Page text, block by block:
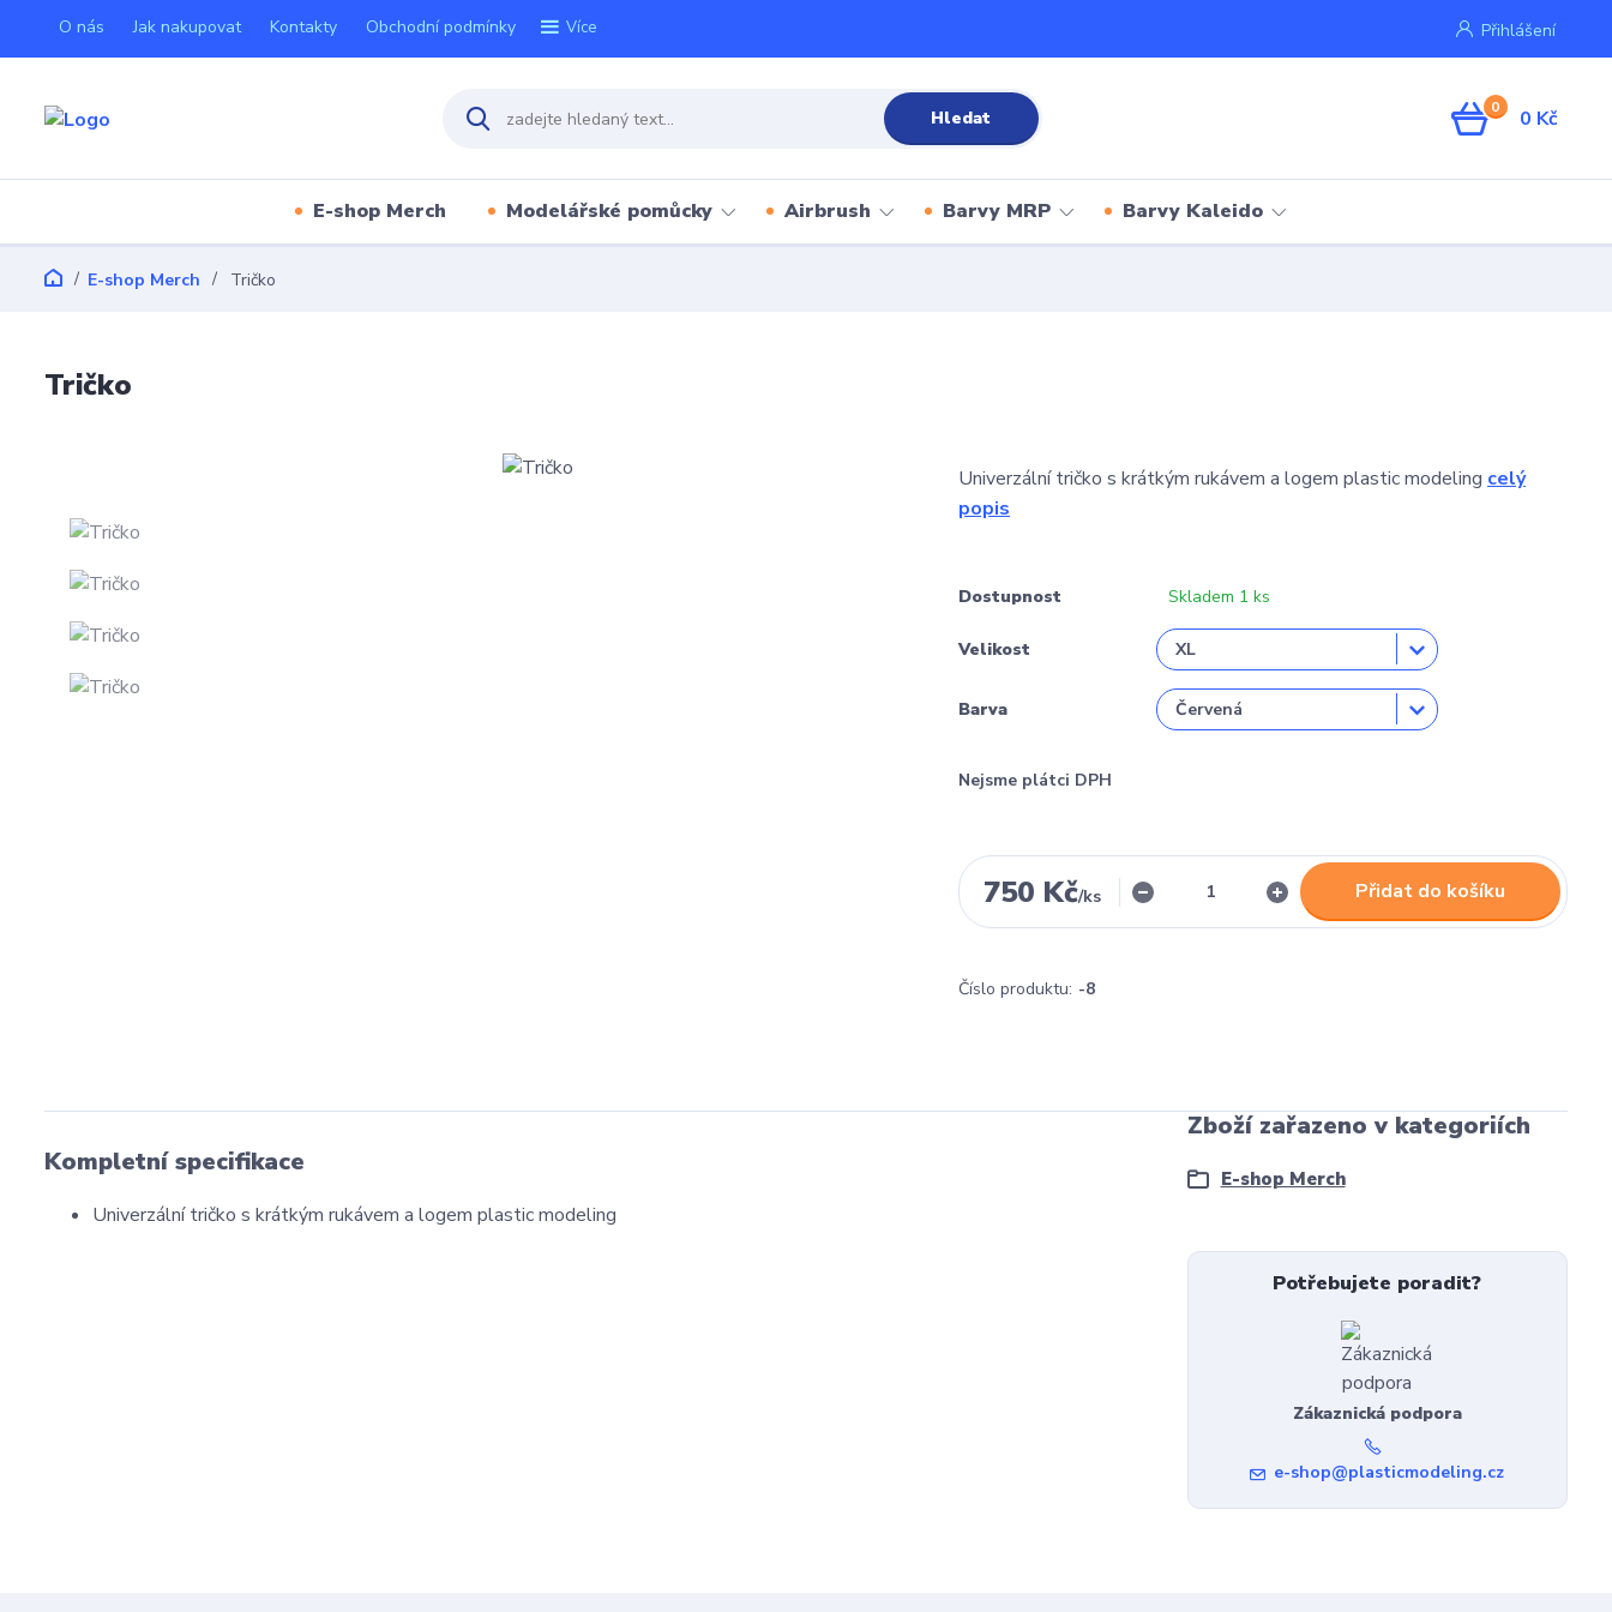
O nás Jak nakupovat Kontakty Obchodní podmínky Více Přihlášení
Hledat 0 0 Kč
E-shop Merch Modelářské pomůcky Airbrush Barvy MRP Barvy Kaleido
E-shop Merch Tričko
Tričko
Univerzální tričko s krátkým rukávem a logem plastic modeling celý
popis
Dostupnost Skladem 1 ks
Velikost
Barva
Nejsme plátci DPH
750 Kč/ks Přidat do košíku
Číslo produktu: -8
Kompletní specifikace
Univerzální tričko s krátkým rukávem a logem plastic modeling
Zboží zařazeno v kategoriích
E-shop Merch
Potřebujete poradit?
Zákaznická podpora
e-shop@plasticmodeling.cz